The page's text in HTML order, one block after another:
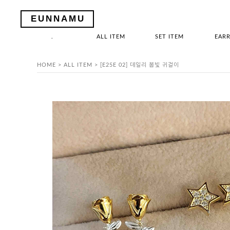
EUNNAMU
ALL ITEM SET ITEM
HOME > ALL ITEM > [E25E 02] 데일리 봄빛 귀걸이